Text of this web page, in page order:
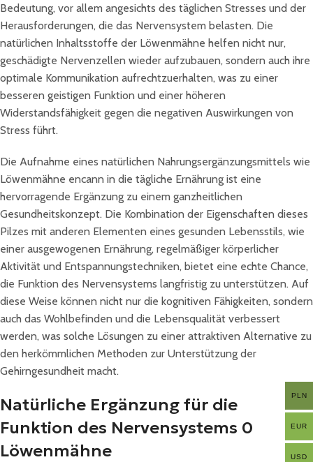
Bedeutung, vor allem angesichts des täglichen Stresses und der
Herausforderungen, die das Nervensystem belasten. Die
natürlichen Inhaltsstoffe der Löwenmähne helfen nicht nur,
geschädigte Nervenzellen wieder aufzubauen, sondern auch ihre
optimale Kommunikation aufrechtzuerhalten, was zu einer
besseren geistigen Funktion und einer höheren
Widerstandsfähigkeit gegen die negativen Auswirkungen von
Stress führt.
Die Aufnahme eines natürlichen Nahrungsergänzungsmittels wie
Löwenmähne encann in die tägliche Ernährung ist eine
hervorragende Ergänzung zu einem ganzheitlichen
Gesundheitskonzept. Die Kombination der Eigenschaften dieses
Pilzes mit anderen Elementen eines gesunden Lebensstils, wie
einer ausgewogenen Ernährung, regelmäßiger körperlicher
Aktivität und Entspannungstechniken, bietet eine echte Chance,
die Funktion des Nervensystems langfristig zu unterstützen. Auf
diese Weise können nicht nur die kognitiven Fähigkeiten, sondern
auch das Wohlbefinden und die Lebensqualität verbessert
werden, was solche Lösungen zu einer attraktiven Alternative zu
den herkömmlichen Methoden zur Unterstützung der
Gehirngesundheit macht.
Natürliche Ergänzung für die
Funktion des Nervensystems 0
Löwenmähne
PLN
EUR
USD